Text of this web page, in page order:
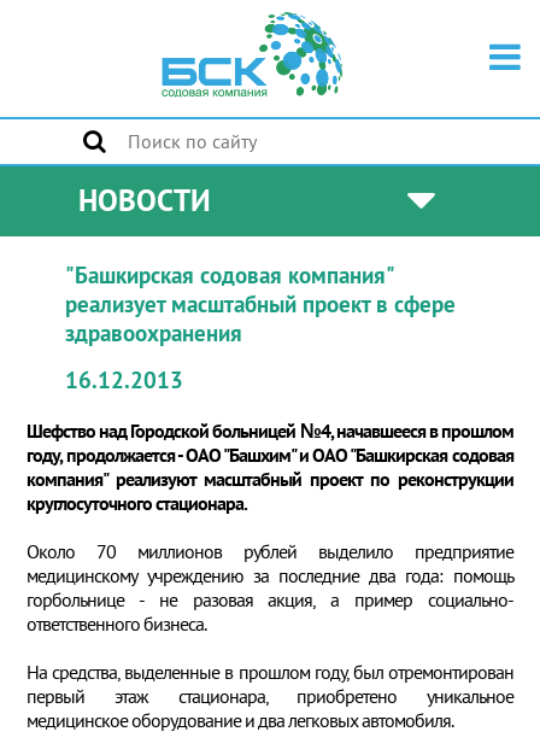
НОВОСТИ
"Башкирская содовая компания"
реализует масштабный проект в сфере
здравоохранения
16.12.2013
Шефство над Городской больницей №4, начавшееся в прошлом
году, продолжается - ОАО "Башхим" и ОАО "Башкирская содовая
компания" реализуют масштабный проект по реконструкции
круглосуточного стационара.
Около 70 миллионов рублей выделило предприятие
медицинскому учреждению за последние два года: помощь
горбольнице - не разовая акция, а пример социально-
ответственного бизнеса.
На средства, выделенные в прошлом году, был отремонтирован
первый этаж стационара, приобретено уникальное
медицинское оборудование и два легковых автомобиля.